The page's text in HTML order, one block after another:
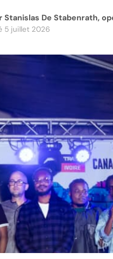
Stanislas De Stabenrath,
5 juillet 2026